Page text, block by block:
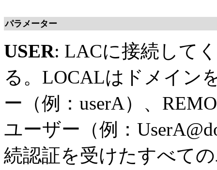
パラメーター
USER: LACに接続して
る。LOCALはドメイン
ー（例：userA）、
ユーザー（例：
続認証を受けたすべて